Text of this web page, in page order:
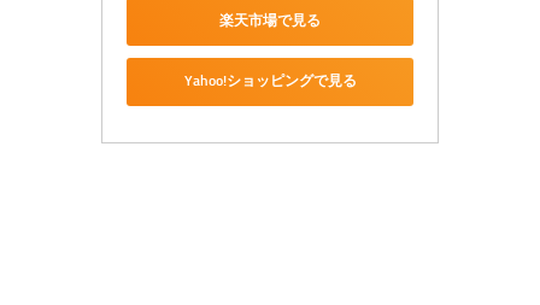
楽天市場で見る
Yahoo!ショッピングで見る